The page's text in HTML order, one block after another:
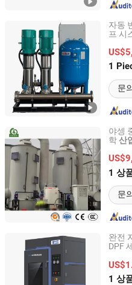
자동
프 시
1
문
Shandong Liangdi Energy
Shandong, China
야셍
학 산
1 상
문
Shandong Yasheng
Shandong, China
완전
DPF
1 상
Kailong High-Technology
Jiangsu, China